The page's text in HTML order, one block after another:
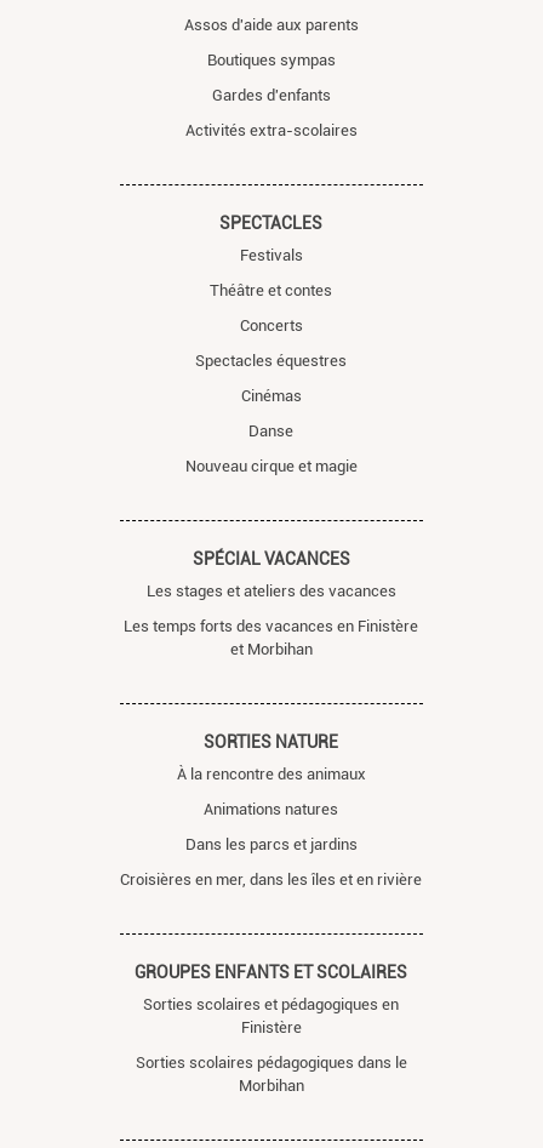
Assos d'aide aux parents
Boutiques sympas
Gardes d'enfants
Activités extra-scolaires
SPECTACLES
Festivals
Théâtre et contes
Concerts
Spectacles équestres
Cinémas
Danse
Nouveau cirque et magie
SPÉCIAL VACANCES
Les stages et ateliers des vacances
Les temps forts des vacances en Finistère
et Morbihan
SORTIES NATURE
À la rencontre des animaux
Animations natures
Dans les parcs et jardins
Croisières en mer, dans les îles et en rivière
GROUPES ENFANTS ET SCOLAIRES
Sorties scolaires et pédagogiques en
Finistère
Sorties scolaires pédagogiques dans le
Morbihan